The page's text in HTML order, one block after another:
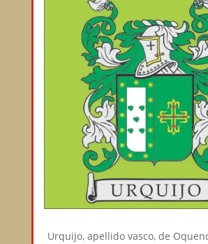
Urquijo, apellido vasco, de